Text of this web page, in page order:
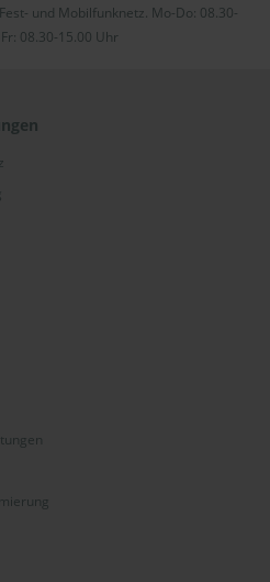
und Mobilfunknetz. Mo-Do: 08.30-
08.30-15.00 Uhr